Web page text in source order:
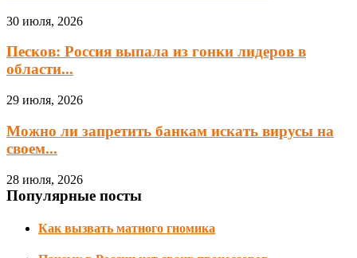
30 июля, 2026
Песков: Россия выпала из гонки лидеров в
области...
29 июля, 2026
Можно ли запретить банкам искать вирусы на
своем...
28 июля, 2026
Популярные посты
Как вызвать матного гномика